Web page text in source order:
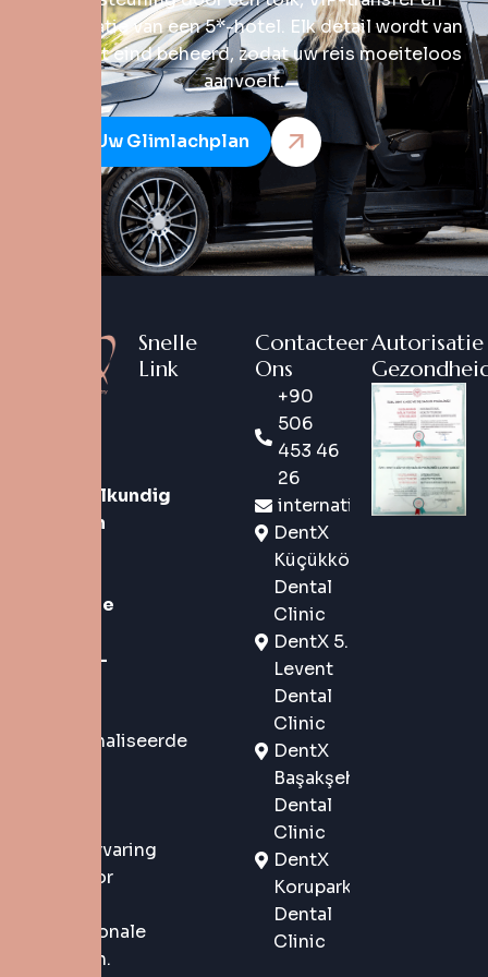
coördinatie van een 5*-hotel. Elk detail wordt van
begin tot eind beheerd, zodat uw reis moeiteloos
aanvoelt.
Start Uw Glimlachplan
tandheelkundig
merk van
generatie
Istanbul-
gepersonaliseerde
patiëntervaring
biedt voor
internationale
patiënten.
Snelle
Link
Contacteer
Ons
+90
506
453 46
26
DentX
Küçükköy
Dental
Clinic
DentX 5.
Levent
Dental
Clinic
DentX
Başakşehir
Dental
Clinic
DentX
Korupark
Dental
Clinic
Autorisatie